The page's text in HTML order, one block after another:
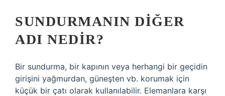
SUNDURMANIN DIĞER
ADI NEDIR?
Bir sundurma, bir kapının veya herhangi bir geçidin
girişini yağmurdan, güneşten vb. korumak için
küçük bir çatı olarak kullanılabilir. Elemanlara karşı